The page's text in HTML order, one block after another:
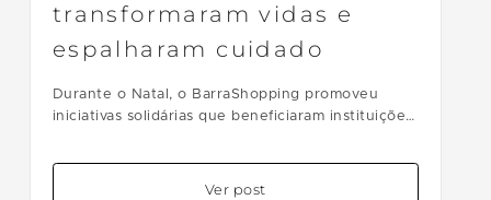
transformaram vidas e
espalharam cuidado
Durante o Natal, o BarraShopping promoveu
iniciativas solidárias que beneficiaram instituições
especiais e campanhas reforçaram o compromisso
do shopping com impacto positivo na
Ver post